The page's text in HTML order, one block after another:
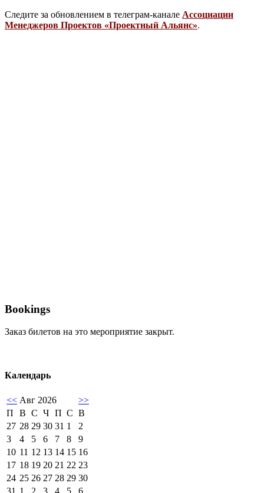
Следите за обновлением в телеграм-канале Ассоциации
Менеджеров Проектов «Проектный Альянс».
Bookings
Заказ билетов на это мероприятие закрыт.
Календарь
<< Авг 2026
>>
П
В С Ч П С В
27 28 29 30 31 1
2
3
4 5 6 7 8
9
10 11 12 13 14 15 16
17 18 19 20 21 22 23
24 25 26 27 28 29 30
31 1 2 3 4 5 6